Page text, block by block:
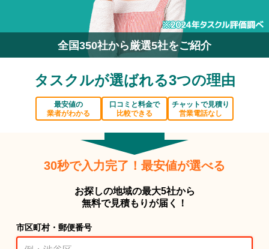
全国350社から厳選5社をご紹介
タスクルが選ばれる3つの理由
最安値の
業者がわかる
口コミと料金で
比較できる
チャットで見積り
営業電話なし
30秒で入力完了！最安値が選べる
お探しの地域の最大5社から
無料で見積もりが届く！
市区町村・郵便番号